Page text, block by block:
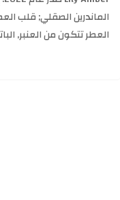
الماندرين الصقلي; قلب
العطر تتكون من العنبر,